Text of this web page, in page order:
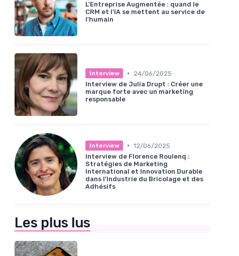
L'Entreprise Augmentée : quand le
CRM et l'IA se mettent au service de
l'humain
Interview •
24/06/2025
Interview de Julia Drupt : Créer une
marque forte avec un marketing
responsable
Interview • 12/06/2025
Interview de Florence Roulenq :
Stratégies de Marketing
International et Innovation Durable
dans l'Industrie du Bricolage et des
Adhésifs
Les plus lus